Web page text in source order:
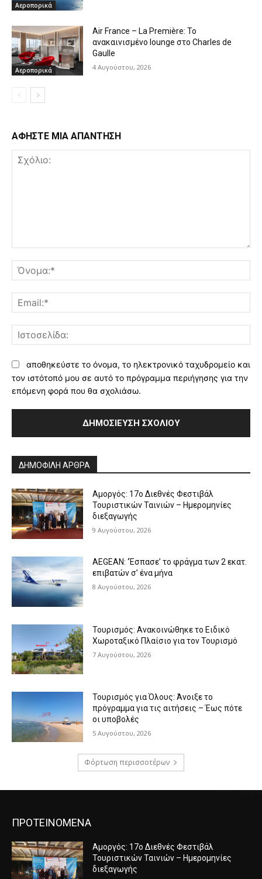
Αεροπορικά
Αεροπορικά
Air France – La Première: Το
ανακαινισμένο lounge στο Charles de
Gaulle
4 Αυγούστου, 2026
ΑΦΗΣΤΕ ΜΙΑ ΑΠΑΝΤΗΣΗ
αποθηκεύστε το όνομα, το ηλεκτρονικό ταχυδρομείο και
τον ιστότοπό μου σε αυτό το πρόγραμμα περιήγησης για την
επόμενη φορά που θα σχολιάσω.
ΔΗΜΟΦΙΛΗ ΑΡΘΡΑ
Αμοργός: 17ο Διεθνές Φεστιβάλ
Τουριστικών Ταινιών – Ημερομηνίες
διεξαγωγής
9 Αυγούστου, 2026
AEGEAN: ‘Έσπασε’ το φράγμα των 2 εκατ.
επιβατών σ’ ένα μήνα
8 Αυγούστου, 2026
Τουρισμός: Ανακοινώθηκε το Ειδικό
Χωροταξικό Πλαίσιο για τον Τουρισμό
7 Αυγούστου, 2026
Τουρισμός για Όλους: Άνοιξε το
πρόγραμμα για τις αιτήσεις – Έως πότε
οι υποβολές
5 Αυγούστου, 2026
Φόρτωση περισσοτέρων
ΠΡΟΤΕΙΝΟΜΕΝΑ
Αμοργός: 17ο Διεθνές Φεστιβάλ
Τουριστικών Ταινιών – Ημερομηνίες
διεξαγωγής